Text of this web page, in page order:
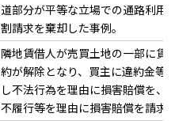
道部分が平等な立場での通路利用
割請求を棄却した事例。
隣地賃借人が売買土地の一部に賃
約が解除となり、買主に違約金等
し不法行為を理由に損害賠償を、
不履行等を理由に損害賠償を請求